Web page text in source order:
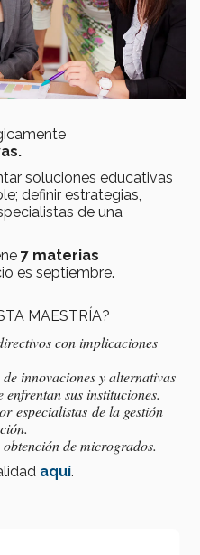
soluciones educativas
definir estrategias,
de una
7 materias
es septiembre.
MAESTRÍA?
con implicaciones
innovaciones y alternativas
sus instituciones.
especialistas de la gestión
de microgrados.
aquí.